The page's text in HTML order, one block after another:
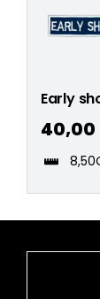
Early
40,00